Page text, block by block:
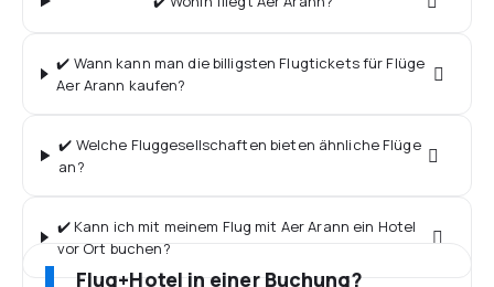
✔️ Wann kann man die billigsten Flugtickets für Flüge
Aer Arann kaufen?
✔️ Welche Fluggesellschaften bieten ähnliche Flüge
an?
✔️ Kann ich mit meinem Flug mit Aer Arann ein Hotel
vor Ort buchen?
Flug+Hotel in einer Buchung?